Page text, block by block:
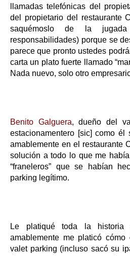
llamadas telefónicas del
del propietario del restaurante
saquémoslo de la
responsabilidades) porque se
parece que pronto ustedes
carta un plato fuerte llamado
Nada nuevo, solo otro
Benito Galguera, dueño del
estacionamentero [sic] como
amablemente en el restaurante
solución a todo lo que me
“franeleros” que se habían
parking legítimo.
Le platiqué toda la
amablemente me platicó
valet parking (incluso sacó su